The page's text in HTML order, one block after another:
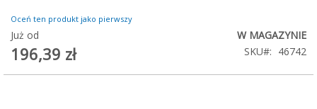
Oceń ten produkt jako pierwszy
Już od
196,39 zł
W MAGAZYNIE
SKU
46742